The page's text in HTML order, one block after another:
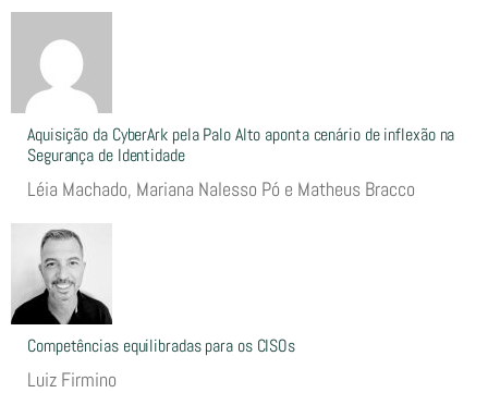
Aquisição da CyberArk pela Palo Alto aponta cenário de inflexão na
Segurança de Identidade
Léia Machado, Mariana Nalesso Pó e Matheus Bracco
Competências equilibradas para os CISOs
Luiz Firmino